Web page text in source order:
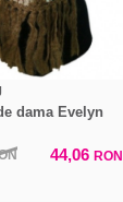
dama Evelyn
44,06 RON